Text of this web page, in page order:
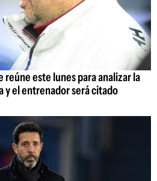
reúne este lunes para analizar la
y el entrenador será citado